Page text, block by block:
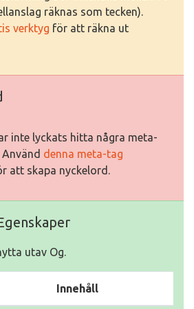
räknas som tecken).
verktyg för att räkna ut
inte lyckats hitta några meta-
denna meta-tag
att skapa nyckelord.
utav Og.
Innehåll